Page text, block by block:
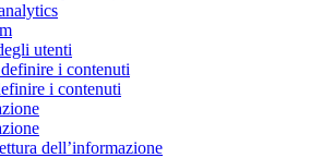
utenti
i contenuti
i contenuti
dell’informazione